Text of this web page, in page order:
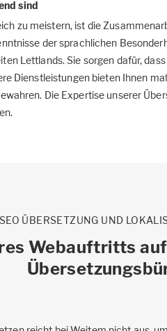
sind
zu meistern, ist die
der sprachlichen
Lettlands. Sie sorgen dafür,
Dienstleistungen bieten Ihnen
Die Expertise unserer
SEO ÜBERSETZUNG UND
Webauftritts